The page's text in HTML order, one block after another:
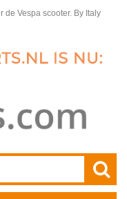
de Vespa scooter. By Italy